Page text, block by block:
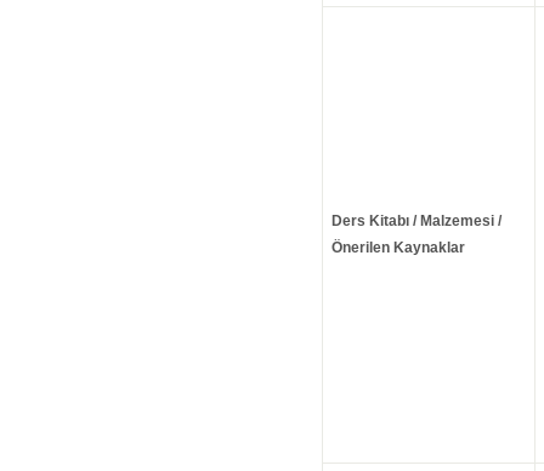
Ders Kitabı / Malzemesi /
Önerilen Kaynaklar